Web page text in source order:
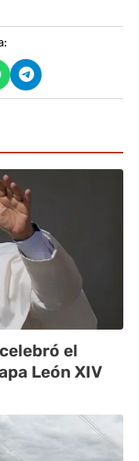
el
León XIV